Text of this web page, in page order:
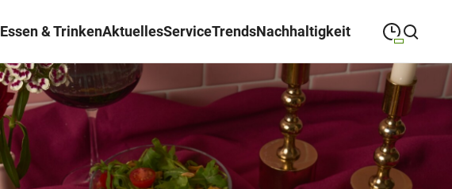
Essen & TrinkenAktuellesServiceTrendsNachhaltigkeit
Suche schließen Montag
MONTAG 09:00— 19:00
Dienstag
DIENSTAG 09:00—19:00
Mittwoch
MITTWOCH 09:00— 19:00